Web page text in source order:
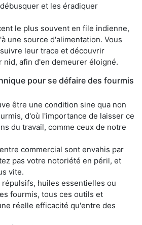
et les éradiquer
le plus souvent en file indienne,
une source d'alimentation. Vous
leur trace et découvrir
nid, afin d'en demeurer éloigné.
pour se défaire des fourmis
être une condition sine qua non
d'où l'importance de laisser ce
du travail, comme ceux de notre
commercial sont envahis par
pas votre notoriété en péril, et
vite.
huiles essentielles ou
fourmis, tous ces outils et
réelle efficacité qu'entre des